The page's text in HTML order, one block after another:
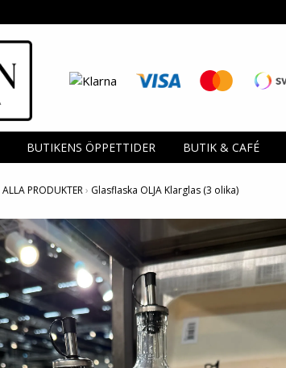
BUTIKENS ÖPPETTIDER BUTIK & CAFÉ
ALLA PRODUKTER› Glasflaska OLJA Klarglas (3 olika)